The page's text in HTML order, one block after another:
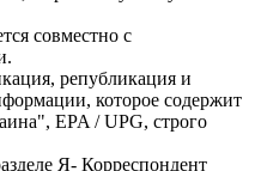
совместно с
републикация и
которое содержит
EPA / UPG, строго
Я- Корреспондент